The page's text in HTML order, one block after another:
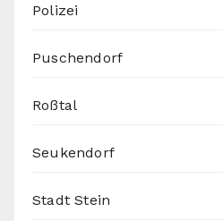
Polizei
Puschendorf
Roßtal
Seukendorf
Stadt Stein